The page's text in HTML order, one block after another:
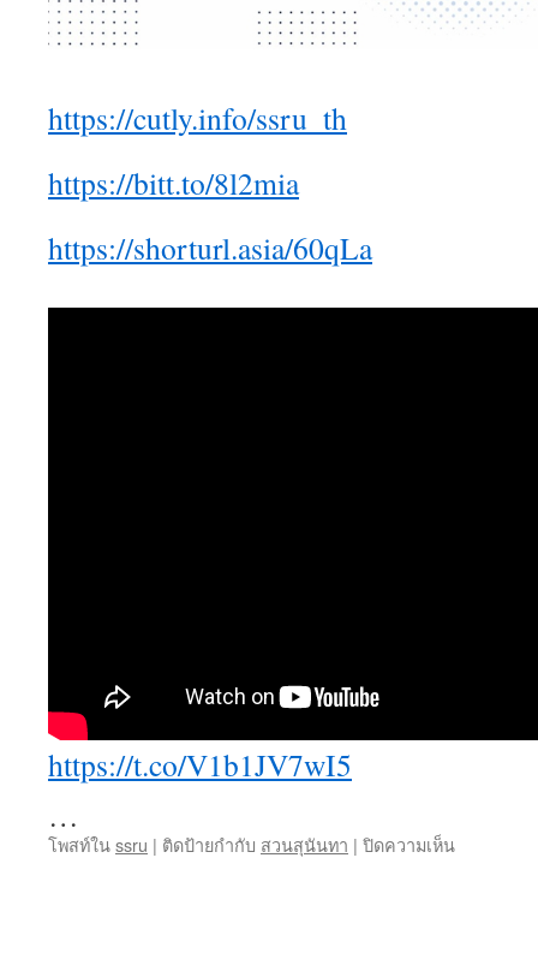
https://cutly.info/ssru_th
https://bitt.to/8l2mia
https://shorturl.asia/60qLa
https://t.co/V1b1JV7wI5
…
โพสท์ในssru | ติดป้ายกำกับ สวนสุนันทา | ปิดความเห็นบน